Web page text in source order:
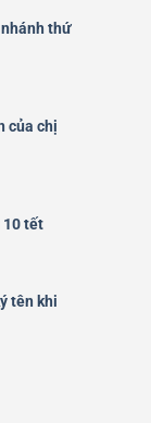
thứ
của chị
10 tết
tên khi